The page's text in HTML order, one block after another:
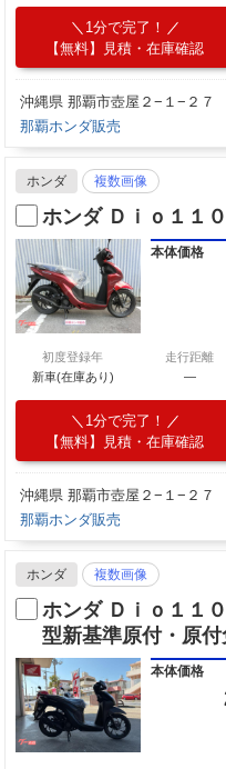
1分で完了！
【無料】見積・在庫確認
沖縄県 那覇市壺屋２−１−２７
那覇ホンダ販売
ホンダ 複数画像
ホンダ Ｄｉｏ１１
本体価格
初度登録年
新車(在庫あり)
走行距離
―
1分で完了！
【無料】見積・在庫確認
沖縄県 那覇市壺屋２−１−２７
那覇ホンダ販売
ホンダ 複数画像
ホンダ Ｄｉｏ１
型新基準原付・原
本体価格